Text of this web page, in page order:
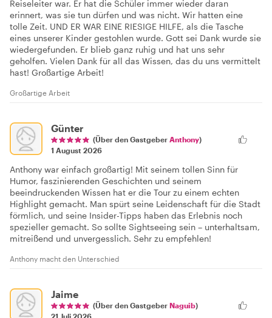
Reiseleiter war. Er hat die Schüler immer wieder daran
erinnert, was sie tun dürfen und was nicht. Wir hatten eine
tolle Zeit. UND ER WAR EINE RIESIGE HILFE, als die Tasche
eines unserer Kinder gestohlen wurde. Gott sei Dank wurde sie
wiedergefunden. Er blieb ganz ruhig und hat uns sehr
geholfen. Vielen Dank für all das Wissen, das du uns vermittelt
hast! Großartige Arbeit!
Großartige Arbeit
Günter
(Über den Gastgeber Anthony)
1 August 2026
Anthony war einfach großartig! Mit seinem tollen Sinn für
Humor, faszinierenden Geschichten und seinem
beeindruckenden Wissen hat er die Tour zu einem echten
Highlight gemacht. Man spürt seine Leidenschaft für die Stadt
förmlich, und seine Insider-Tipps haben das Erlebnis noch
spezieller gemacht. So sollte Sightseeing sein – unterhaltsam,
mitreißend und unvergesslich. Sehr zu empfehlen!
Anthony macht den Unterschied
Jaime
(Über den Gastgeber Naguib)
21 Juli 2026